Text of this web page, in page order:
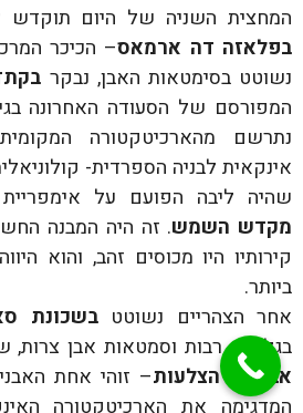
המחצית השניה של היום תוקדש
בפלאזה דה ארמאס– הכיכר
נשוטט בסימטאות האבן, נבקר
המפורסם של הסעודה האחרונה
נתרשם מהארכיטקטורה
אינקאית לבניה הספרדית-
שהיה ליבה הפועם על
מקדש השמש. זה היה המבנה
קירותיו היו מכוסים זהב, והוא
ביותר.
אחר הצהריים נשוטטבשכונת
בגלריות רבות וסמטאות אבן
אבן 12 הצלעות
– זוהי אחת